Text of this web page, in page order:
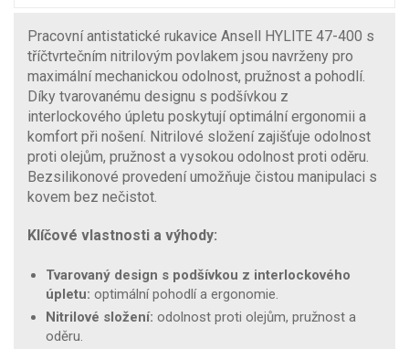
Pracovní antistatické rukavice Ansell HYLITE 47-400 s
tříčtvrtečním nitrilovým povlakem jsou navrženy pro
maximální mechanickou odolnost, pružnost a pohodlí.
Díky tvarovanému designu s podšívkou z
interlockového úpletu poskytují optimální ergonomii a
komfort při nošení. Nitrilové složení zajišťuje odolnost
proti olejům, pružnost a vysokou odolnost proti oděru.
Bezsilikonové provedení umožňuje čistou manipulaci s
kovem bez nečistot.
Klíčové vlastnosti a výhody:
Tvarovaný design s podšívkou z interlockového
úpletu: optimální pohodlí a ergonomie.
Nitrilové složení: odolnost proti olejům, pružnost a
oděru.